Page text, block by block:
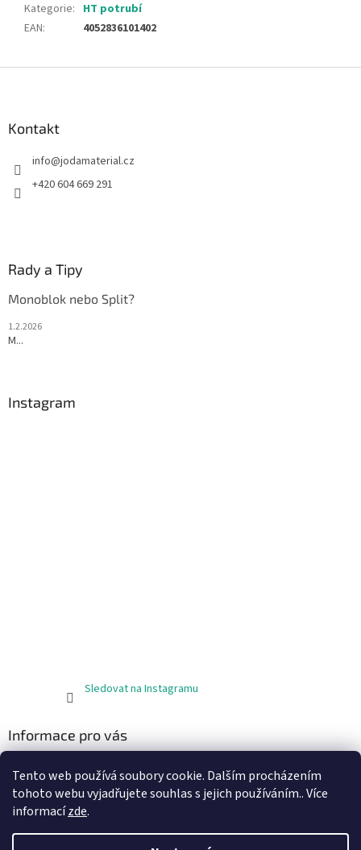
Tento web používá soubory cookie. Dalším procházením
tohoto webu vyjadřujete souhlas s jejich používáním.. Více
informacízde.
Kategorie: HT potrubí
EAN: 4052836101402
Kontakt
info@jodamaterial.cz
+420 604 669 291
Rady a Tipy
Monoblok nebo Split?
1.2.2026
M...
Instagram
Sledovat na Instagramu
Informace pro vás
Podmínky ochrany osobních údajů